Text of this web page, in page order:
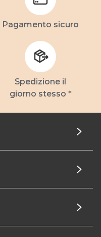
Pagamento sicuro
Spedizione il
giorno stesso *